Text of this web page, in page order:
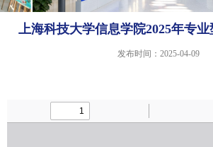
上海科技大学信息学院2025年专
发布时间：2025-04-09